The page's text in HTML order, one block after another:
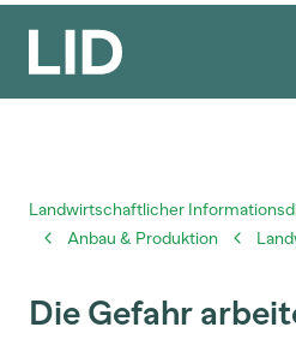
Landwirtschaftlicher
Anbau & Produktion
Die Gefahr